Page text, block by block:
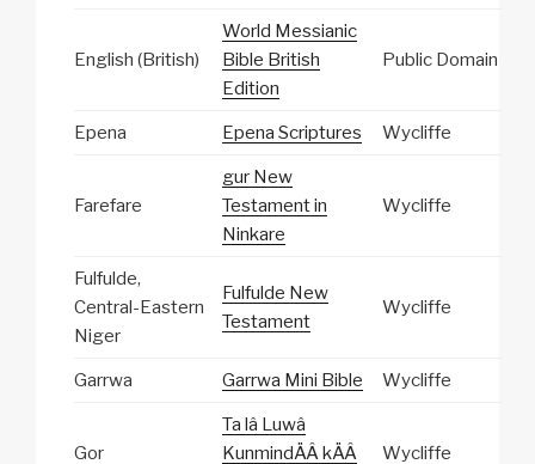
English (British)
World Messianic
Bible British
Edition
Public Domain
Epena Epena Scriptures Wycliffe
Farefare
gur New
Testament in
Ninkare
Wycliffe
Fulfulde,
Central-Eastern
Niger
Fulfulde New
Testament
Wycliffe
Garrwa Garrwa Mini Bible Wycliffe
Gor
Ta lâ Luwâ
KunmindÄÂ kÄÂ
Wycliffe